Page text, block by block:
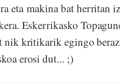
eta makina bat herritan
Eskerrikasko
nik kritikarik egingo
kaskoa erosi